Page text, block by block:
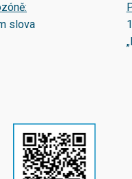
slova